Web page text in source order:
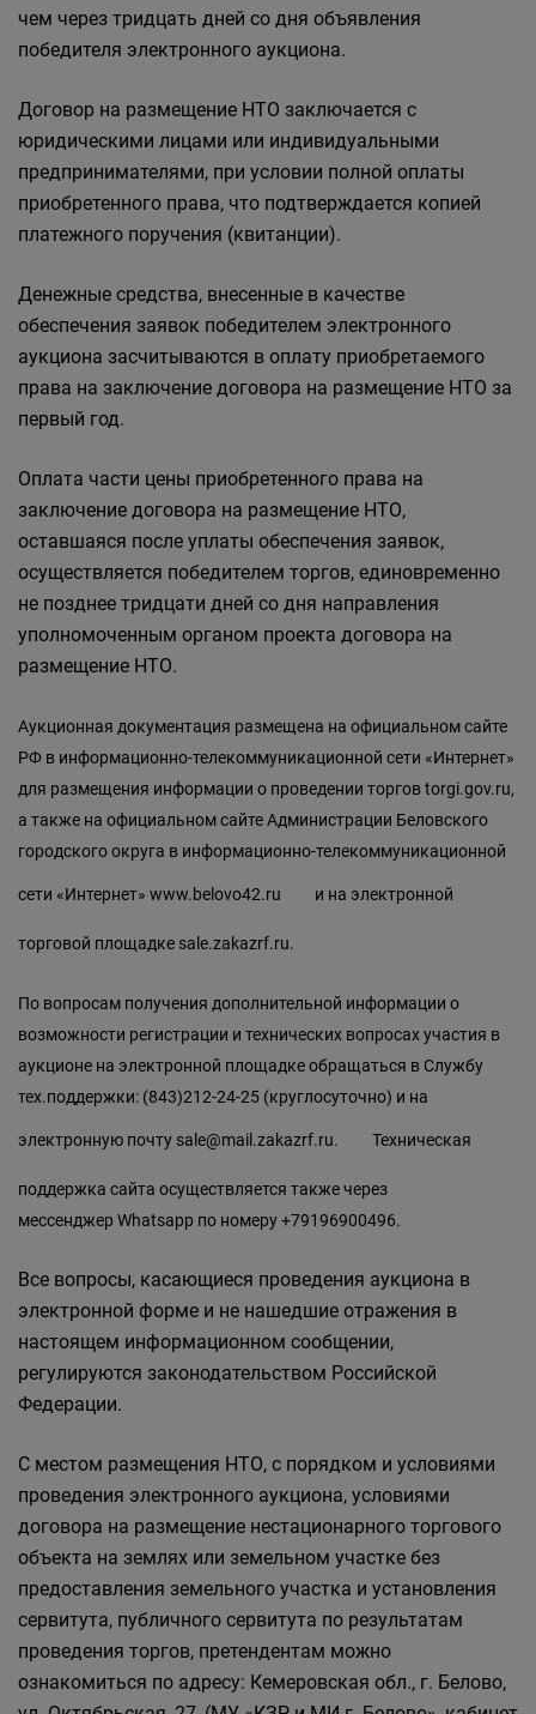
чем через тридцать дней со дня объявления
победителя электронного аукциона.
Договор на размещение НТО заключается с
юридическими лицами или индивидуальными
предпринимателями, при условии полной оплаты
приобретенного права, что подтверждается копией
платежного поручения (квитанции).
Денежные средства, внесенные в качестве
обеспечения заявок победителем электронного
аукциона засчитываются в оплату приобретаемого
права на заключение договора на размещение НТО за
первый год.
Оплата части цены приобретенного права на
заключение договора на размещение НТО,
оставшаяся после уплаты обеспечения заявок,
осуществляется победителем торгов, единовременно
не позднее тридцати дней со дня направления
уполномоченным органом проекта договора на
размещение НТО.
Аукционная документация размещена на официальном сайте
РФ в информационно-телекоммуникационной сети «Интернет»
для размещения информации о проведении торгов torgi.gov.ru,
а также на официальном сайте Администрации Беловского
городского округа в информационно-телекоммуникационной
сети «Интернет» www.belovo42.ru и на электронной
торговой площадке sale.zakazrf.ru.
По вопросам получения дополнительной информации о
возможности регистрации и технических вопросах участия в
аукционе на электронной площадке обращаться в Службу
тех.поддержки: (843)212-24-25 (круглосуточно) и на
электронную почту sale@mail.zakazrf.ru. Техническая
поддержка сайта осуществляется также через
мессенджер Whatsapp по номеру +79196900496.
Все вопросы, касающиеся проведения аукциона в
электронной форме и не нашедшие отражения в
настоящем информационном сообщении,
регулируются законодательством Российской
Федерации.
С местом размещения НТО, с порядком и условиями
проведения электронного аукциона, условиями
договора на размещение нестационарного торгового
объекта на землях или земельном участке без
предоставления земельного участка и установления
сервитута, публичного сервитута по результатам
проведения торгов, претендентам можно
ознакомиться по адресу: Кемеровская обл., г. Белово,